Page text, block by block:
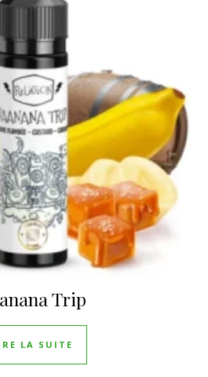
Trip
LA SUITE